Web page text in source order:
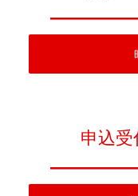
申込